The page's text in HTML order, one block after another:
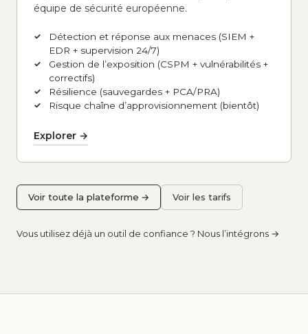
équipe de sécurité européenne.
Détection et réponse aux menaces (SIEM +
EDR + supervision 24/7)
Gestion de l’exposition (CSPM + vulnérabilités +
correctifs)
Résilience (sauvegardes + PCA/PRA)
Risque chaîne d’approvisionnement (bientôt)
Explorer →
Voir toute la plateforme → Voir les tarifs
Vous utilisez déjà un outil de confiance ? Nous l’intégrons →